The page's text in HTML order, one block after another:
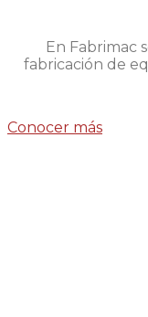
En Fabrimac
fabricación de
Conocer más